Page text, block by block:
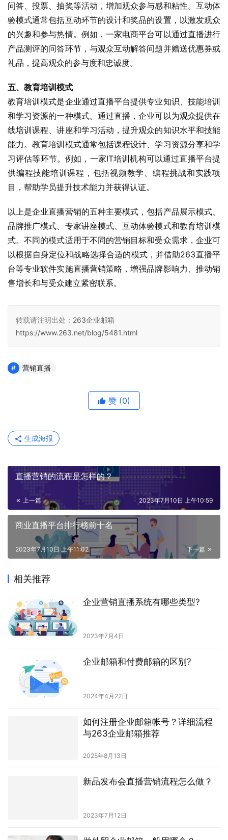
问答、投票、抽奖等活动，增加观众参与感和粘性。互动体
验模式通常包括互动环节的设计和奖品的设置，以激发观众
的兴趣和参与热情。例如，一家电商平台可以通过直播进行
产品测评的问答环节，与观众互动解答问题并赠送优惠券或
礼品，提高观众的参与度和忠诚度。
五、教育培训模式
教育培训模式是企业通过直播平台提供专业知识、技能培训
和学习资源的一种模式。通过直播，企业可以为观众提供在
线培训课程、讲座和学习活动，提升观众的知识水平和技能
能力。教育培训模式通常包括课程设计、学习资源分享和学
习评估等环节。例如，一家IT培训机构可以通过直播平台提
供编程技能培训课程，包括视频教学、编程挑战和实践项
目，帮助学员提升技术能力并获得认证。
以上是企业直播营销的五种主要模式，包括产品展示模式、
品牌推广模式、专家讲座模式、互动体验模式和教育培训模
式。不同的模式适用于不同的营销目标和受众需求，企业可
以根据自身定位和战略选择合适的模式，并借助263直播平
台等专业软件实施直播营销策略，增强品牌影响力、推动销
售增长和与受众建立紧密联系。
转载请注明出处： 263企业邮箱
https://www.263.net/blog/5481.html
营销直播
赞 (0)
生成海报
直播营销的流程是怎样的？
上一篇 2023年7月10日 上午10:59
商业直播平台排行榜前十名
下一篇
2023年7月10日 上午11:02
相关推荐
企业营销直播系统有哪些类型?
2023年7月4日
企业邮箱和付费邮箱的区别?
2024年4月22日
如何注册企业邮箱帐号？详细流程
与263企业邮箱推荐
2025年8月13日
新品发布会直播营销流程怎么做？
2023年7月12日